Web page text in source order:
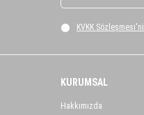
KVKK Sözleşmesi'ni
KURUMSAL
Hakkımızda